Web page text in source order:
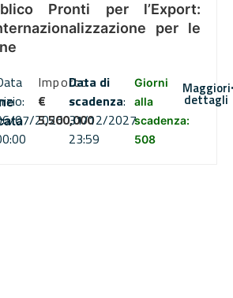
Pronti per l’Export:
per le
07/2026
Importo
€
5,500,000
Data di
scadenza:
31/12/2027
23:59
Giorni
alla
scadenza:
508
Maggiori
dettagli